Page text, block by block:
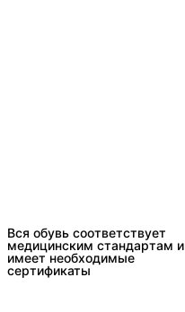
Вся обувь соответствует
медицинским стандартам и
имеет необходимые
сертификаты